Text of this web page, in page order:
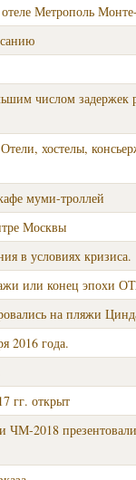
Метрополь
числом задержек
хостелы,
муми-троллей
Москвы
в условиях кризиса.
или конец эпохи
на пляжи
2016 года.
гг. открыт
ЧМ-2018